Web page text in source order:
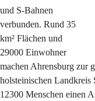
und S-Bahnen
verbunden. Rund 35
km² Flächen und
29000 Einwohner
machen Ahrensburg zur
holsteinischen Landkreis
12300 Menschen einen